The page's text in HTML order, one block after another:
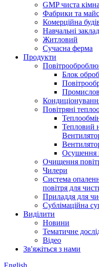
GMP чиста
Фабрики та
Комерційна
Навчальні
Житловий
Сучасна ферма
Продукти
Блок
Повітряні
Тепловий
Осушення
Очищення
Чилери
Система
повітря для
Приладдя для
Сублімаційна
Виділити
Новини
Тематичне
Відео
Зв'яжіться з нами
English